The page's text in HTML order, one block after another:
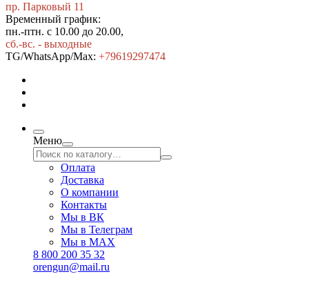
пр. Парковый 11
Временный график:
пн.-птн. с 10.00 до 20.00,
сб.-вс. - выходные
TG/WhatsApp/Max: +79619297474
Меню
Оплата
Доставка
О компании
Контакты
Мы в ВК
Мы в Телеграм
Мы в МAX
8 800 200 35 32
orengun@mail.ru